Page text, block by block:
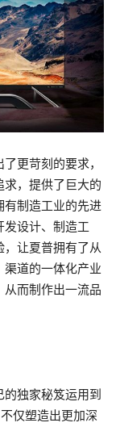
更苛刻的要求，
，提供了巨大的
有制造工业的先进
发设计、制造工
让夏普拥有了从
道的一体化产业
而制作出一流品
独家秘笈运用到
仅塑造出更加深